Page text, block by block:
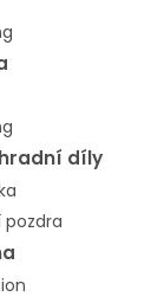
díly
pozdra